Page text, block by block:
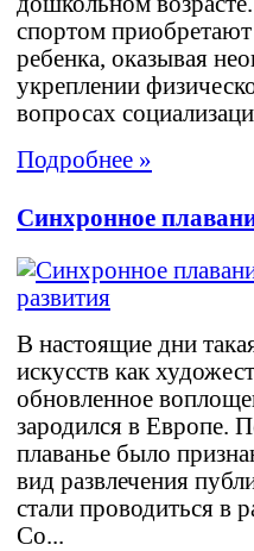
спортом
ребенка, оказывая
укреплении
вопросах
Подробнее »
Синхронное
В настоящие дни
искусств как
обновленное
зародился в Европе.
плаванье было
вид развлечения
стали проводиться в
Со...